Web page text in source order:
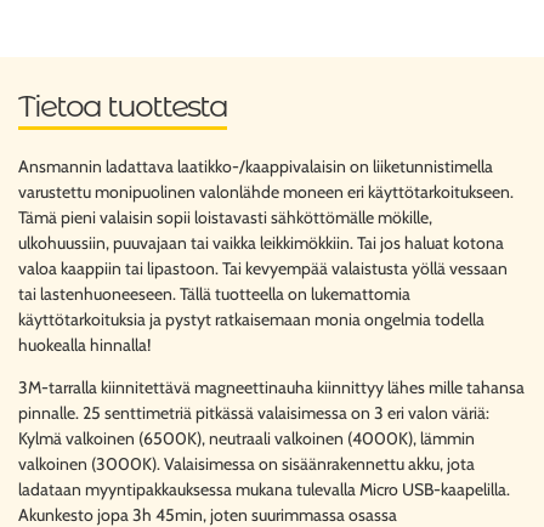
Tietoa tuottesta
Ansmannin ladattava laatikko-/kaappivalaisin on liiketunnistimella
varustettu monipuolinen valonlähde moneen eri käyttötarkoitukseen.
Tämä pieni valaisin sopii loistavasti sähköttömälle mökille,
ulkohuussiin, puuvajaan tai vaikka leikkimökkiin. Tai jos haluat kotona
valoa kaappiin tai lipastoon. Tai kevyempää valaistusta yöllä vessaan
tai lastenhuoneeseen. Tällä tuotteella on lukemattomia
käyttötarkoituksia ja pystyt ratkaisemaan monia ongelmia todella
huokealla hinnalla!
3M-tarralla kiinnitettävä magneettinauha kiinnittyy lähes mille tahansa
pinnalle. 25 senttimetriä pitkässä valaisimessa on 3 eri valon väriä:
Kylmä valkoinen (6500K), neutraali valkoinen (4000K), lämmin
valkoinen (3000K). Valaisimessa on sisäänrakennettu akku, jota
ladataan myyntipakkauksessa mukana tulevalla Micro USB-kaapelilla.
Akunkesto jopa 3h 45min, joten suurimmassa osassa